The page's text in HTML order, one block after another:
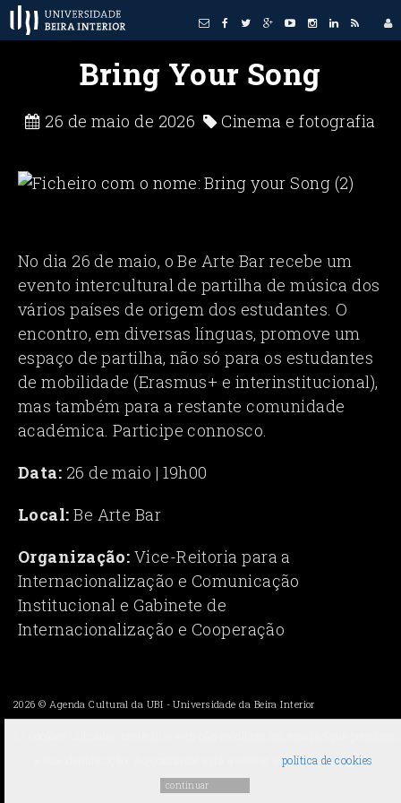
Bring Your Song
26 de maio de 2026 Cinema e fotografia
No dia 26 de maio, o Be Arte Bar recebe um
evento intercultural de partilha de música dos
vários países de origem dos estudantes. O
encontro, em diversas línguas, promove um
espaço de partilha, não só para os estudantes
de mobilidade (Erasmus+ e interinstitucional),
mas também para a restante comunidade
académica. Participe connosco.
Data: 26 de maio | 19h00
Local: Be Arte Bar
Organização: Vice-Reitoria para a
Internacionalização e Comunicação
Institucional e Gabinete de
Internacionalização e Cooperação
política de cookies
2026 © Agenda Cultural da UBI -Universidade da Beira Interior